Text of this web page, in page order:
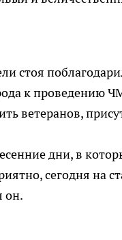
стоя
к проведению
ветеранов,
дни, в
сегодня на
он.